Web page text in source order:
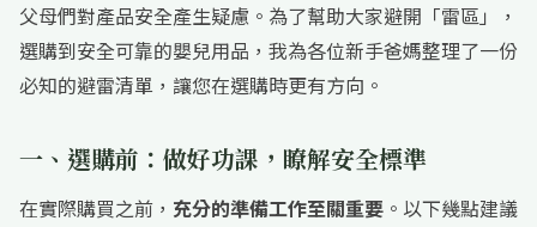
父母們對產品安全產生疑慮。為了幫助大家避開「雷區」，
選購到安全可靠的嬰兒用品，我為各位新手爸媽整理了一份
必知的避雷清單，讓您在選購時更有方向。
一、選購前：做好功課，瞭解安全標準
在實際購買之前， 充分的準備工作至關重要 。以下幾點建議